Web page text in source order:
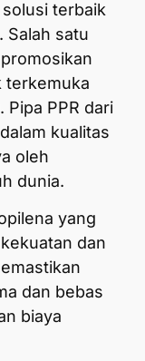
terbaik
Salah satu
terkemuka
PPR dari
kualitas
oleh
dunia.
yang
dan
dan bebas
biaya